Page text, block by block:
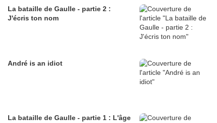
La bataille de Gaulle - partie 2 :
J'écris ton nom
André is an idiot
La bataille de Gaulle - partie 1 : L'âge